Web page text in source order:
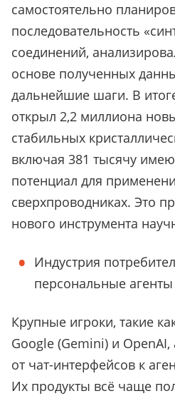
самостоятельно
последовательность
соединений,
основе полученных
дальнейшие шаги. В
открыл 2,2 миллиона
стабильных
включая 381 тысячу
потенциал для
сверхпроводниках. Это
нового инструмента
Индустрия
персональные
Крупные игроки, такие
Google (Gemini) и OpenAI,
от чат-интерфейсов к
Их продукты всё чаще